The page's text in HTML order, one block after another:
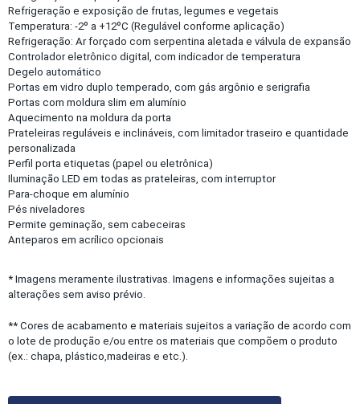
Refrigeração e exposição de frutas, legumes e vegetais
Temperatura: -2º a +12ºC (Regulável conforme aplicação)
Refrigeração: Ar forçado com serpentina aletada e válvula de expansão
Controlador eletrônico digital, com indicador de temperatura
Degelo automático
Portas em vidro duplo temperado, com gás argônio e serigrafia
Portas com moldura slim em alumínio
Aquecimento na moldura da porta
Prateleiras reguláveis e inclináveis, com limitador traseiro e quantidade
personalizada
Perfil porta etiquetas (papel ou eletrônica)
Iluminação LED em todas as prateleiras, com interruptor
Para-choque em alumínio
Pés niveladores
Permite geminação, sem cabeceiras
Anteparos em acrílico opcionais
* Imagens meramente ilustrativas. Imagens e informações sujeitas a
alterações sem aviso prévio.
** Cores de acabamento e materiais sujeitos a variação de acordo com
o lote de produção e/ou entre os materiais que compõem o produto
(ex.: chapa, plástico,madeiras e etc.).